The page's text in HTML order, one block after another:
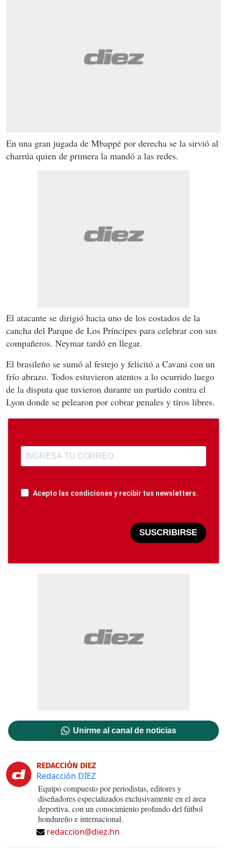
En una gran jugada de Mbappé por derecha se la sirvió al
charrúa quien de primera la mandó a las redes.
El atacante se dirigió hacia uno de los costados de la
cancha del Parque de Los Príncipes para celebrar con sus
compañeros. Neymar tardó en llegar.
El brasileño se sumó al festejo y felicitó a Cavani con un
frío abrazo. Todos estuvieron atentos a lo ocurrido luego
de la disputa que tuvieron durante un partido contra el
Lyon donde se pelearon por cobrar penales y tiros libres.
Acepto las condiciones y recibir tus newsletters.
SUSCRIBIRSE
Unirme al canal de noticias
REDACCIÓN DIEZ
Redacción DIEZ
Equipo compuesto por periodistas, editores y
diseñadores especializados exclusivamente en el área
deportiva, con un conocimiento profundo del fútbol
hondureño e internacional.
redaccion@diez.hn